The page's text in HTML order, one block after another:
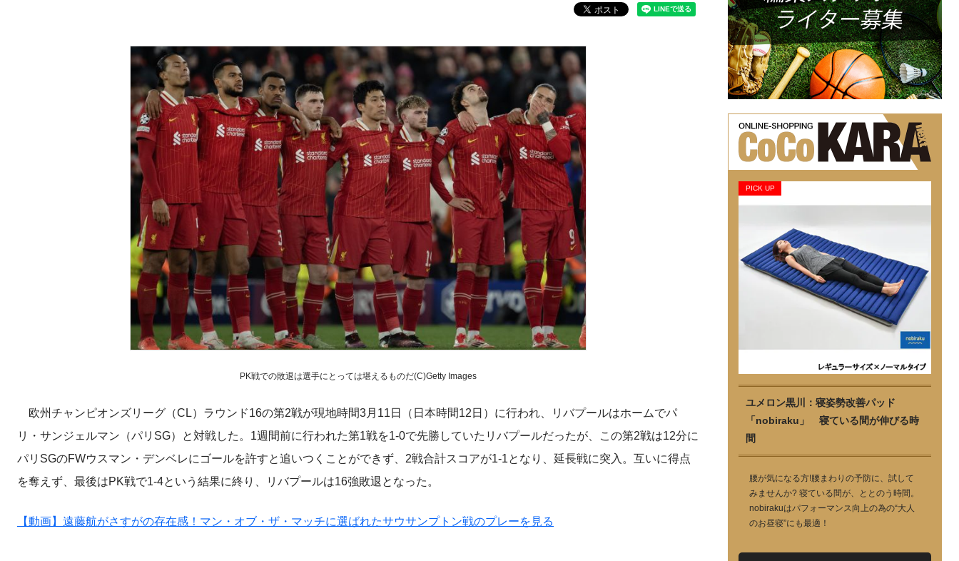
PK戦での敗退は選手にとっては堪えるものだ(C)Getty Images
欧州チャンピオンズリーグ（CL）ラウンド16の第2戦が現地時間3月11日（日本時間12日）に行われ、リバプールはホームでパ
リ・サンジェルマン（パリSG）と対戦した。1週間前に行われた第1戦を1-0で先勝していたリバプールだったが、この第2戦は12分に
パリSGのFWウスマン・デンベレにゴールを許すと追いつくことができず、2戦合計スコアが1-1となり、延長戦に突入。互いに得点
を奪えず、最後はPK戦で1-4という結果に終り、リバプールは16強敗退となった。
【動画】遠藤航がさすがの存在感！マン・オブ・ザ・マッチに選ばれたサウサンプトン戦のプレーを見る
PICK UP
ユメロン黒川：寝姿勢改善パッド
「nobiraku」 寝ている間が伸びる時
間
腰が気になる方!腰まわりの予防に、試して
みませんか? 寝ている間が、ととのう時間。
nobirakuはパフォーマンス向上の為の“大人
のお昼寝”にも最適！